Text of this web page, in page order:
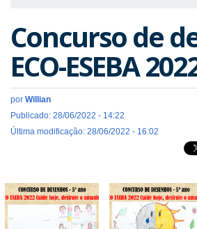
Concurso de
ECO-ESEBA
por Willian
Publicado: 28/06/2022 - 14:22
Última modificação: 28/06/2022 - 16:02